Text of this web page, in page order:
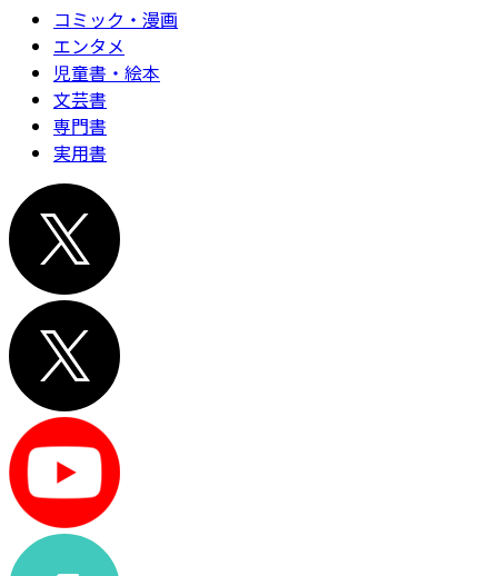
コミック・漫画
エンタメ
児童書・絵本
文芸書
専門書
実用書